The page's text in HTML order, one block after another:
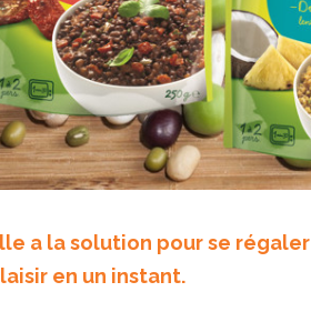
a la solution pour se régaler
en un instant.